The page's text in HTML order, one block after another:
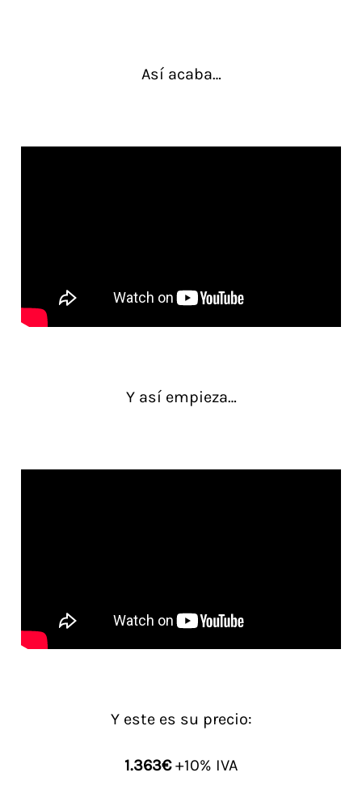
Así acaba…
Y así empieza…
Y este es su precio:
1.363€+10% IVA